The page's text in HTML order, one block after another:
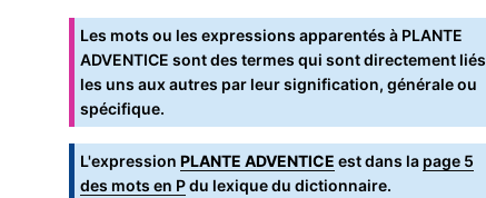
Les mots ou les expressions apparentés à PLANTE
ADVENTICE sont des termes qui sont directement liés
les uns aux autres par leur signification, générale ou
spécifique.
L'expression PLANTE ADVENTICE est dans la page 5
des mots en Pdu lexique du dictionnaire.